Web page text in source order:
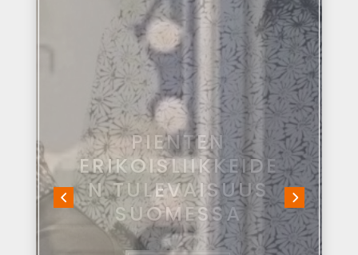
PIENYRITTÄJÄN
HAASTEITA
JOTKA TEHTY
VOITETTAVAKSI